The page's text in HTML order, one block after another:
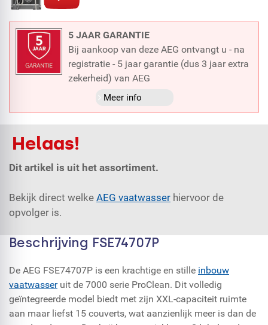
5 JAAR GARANTIE
Bij aankoop van deze AEG ontvangt u - na
registratie - 5 jaar garantie (dus 3 jaar extra
zekerheid) van AEG
Meer info
Helaas!
Dit artikel is uit het assortiment.
Bekijk direct welke AEG vaatwasser hiervoor de
opvolger is.
Beschrijving FSE74707P
De AEG FSE74707P is een krachtige en stille inbouw
vaatwasseruit de 7000 serie ProClean. Dit volledig
geïntegreerde model biedt met zijn XXL-capaciteit ruimte
aan maar liefst 15 couverts, wat aanzienlijk meer is dan de